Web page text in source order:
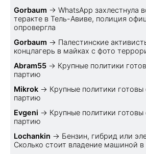
Gorbaum → WhatsApp захлестнула
теракте в Тель-Авиве, полиция
опровергла
Gorbaum → Палестинские
концлагерь в майках с фото
Abram55 → Крупные политики
партию
Mikrok → Крупные политики
партию
Evgeni → Крупные политики
партию
Lochankin → Бензин, гибрид или
Cколько стоит владение машиной